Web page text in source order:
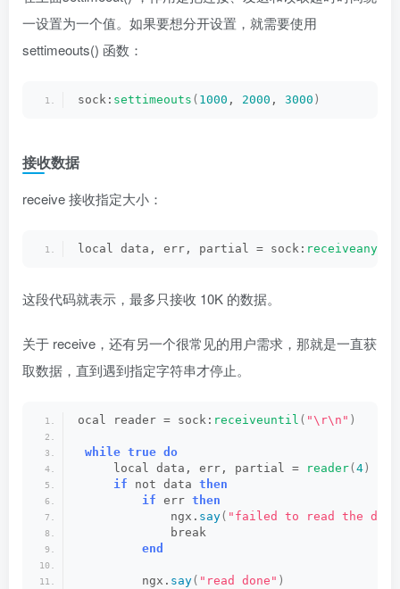
一设置为一个值。如果要想分开设置，就需要使用
settimeouts() 函数：
sock: settimeouts ( 1000 , 2000 , 3000 )
接收数据
receive 接收指定大小：
local data, err, partial = sock: receiveany
这段代码就表示，最多只接收 10K 的数据。
关于 receive，还有另一个很常见的用户需求，那就是一直获
取数据，直到遇到指定字符串才停止。
ocal reader = sock: receiveuntil ( "\r\n" )
while true do
     local data, err, partial =
reader( 4 )
if not data then
if err then
             ngx.
say( "failed to read the
             break
end
         ngx.
say( "read done" )